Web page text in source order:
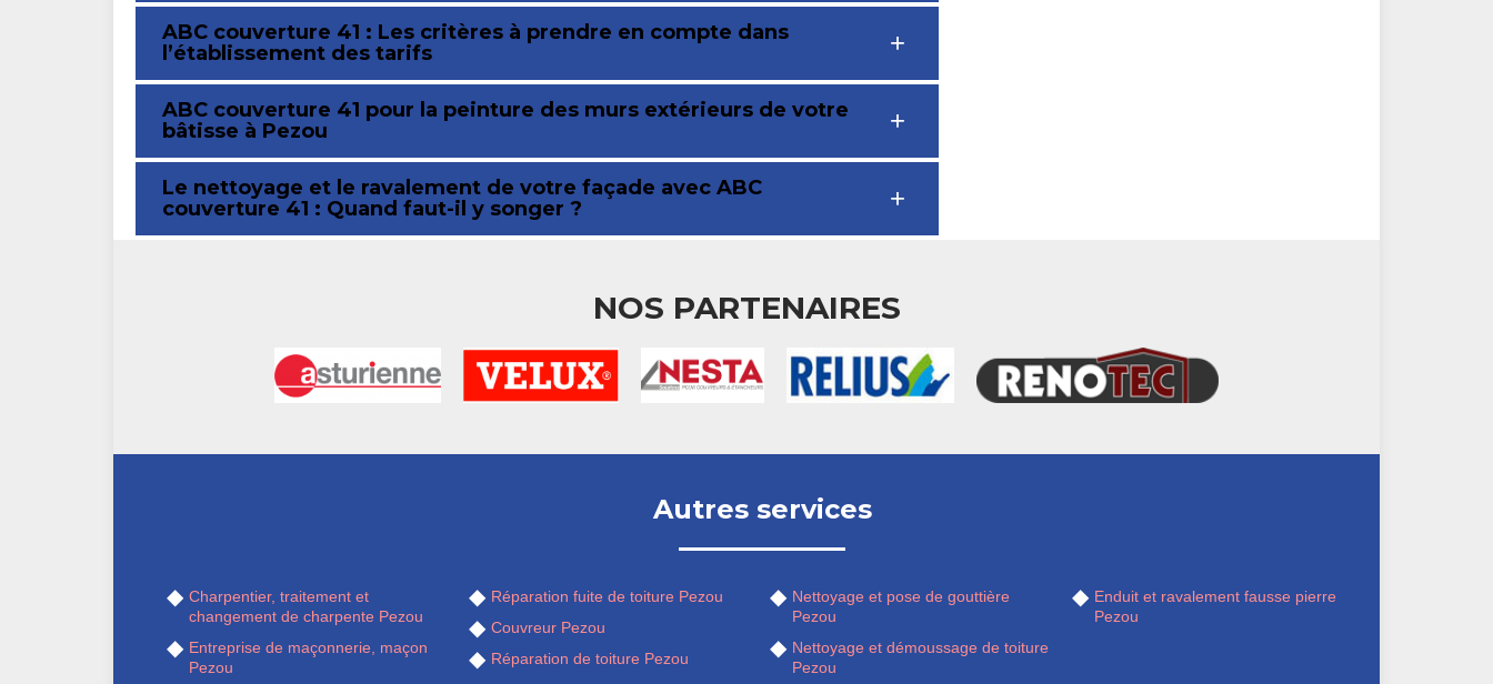
ABC couverture 41 : Les critères à prendre en compte dans
l’établissement des tarifs
ABC couverture 41 pour la peinture des murs extérieurs de votre
bâtisse à Pezou
Le nettoyage et le ravalement de votre façade avec ABC
couverture 41 : Quand faut-il y songer ?
NOS PARTENAIRES
Autres services
Charpentier, traitement et
changement de charpente Pezou
Entreprise de maçonnerie, maçon
Pezou
Réparation fuite de toiture Pezou
Couvreur Pezou
Réparation de toiture Pezou
Nettoyage et pose de gouttière
Pezou
Nettoyage et démoussage de toiture
Pezou
Enduit et ravalement fausse pierre
Pezou